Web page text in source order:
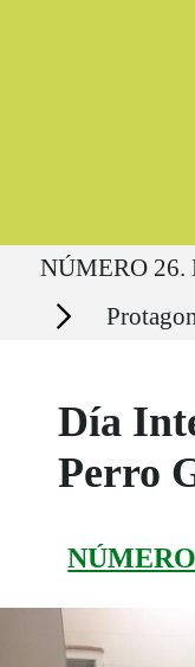
Ruta del sitio
NÚMERO 26.
Secciones
Día
Perro